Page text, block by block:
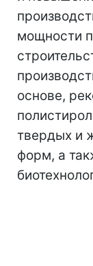
мощности
основе,
твердых и
форм, а